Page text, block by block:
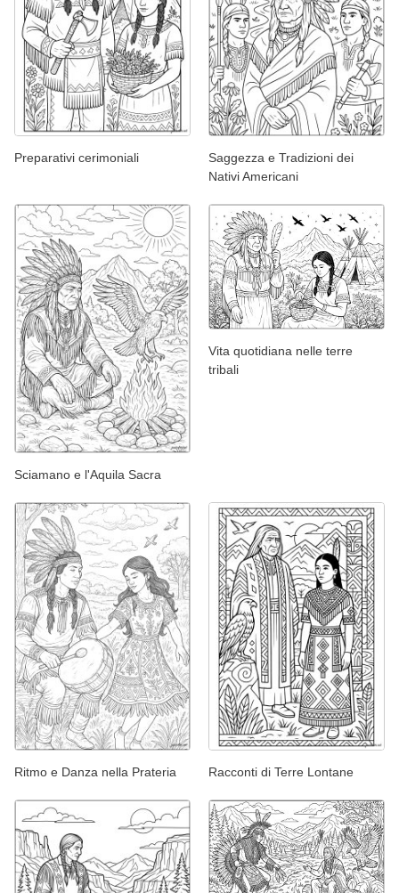
Preparativi cerimoniali
Saggezza e Tradizioni dei
Nativi Americani
Sciamano e l'Aquila Sacra
Vita quotidiana nelle terre
tribali
Ritmo e Danza nella Prateria Racconti di Terre Lontane